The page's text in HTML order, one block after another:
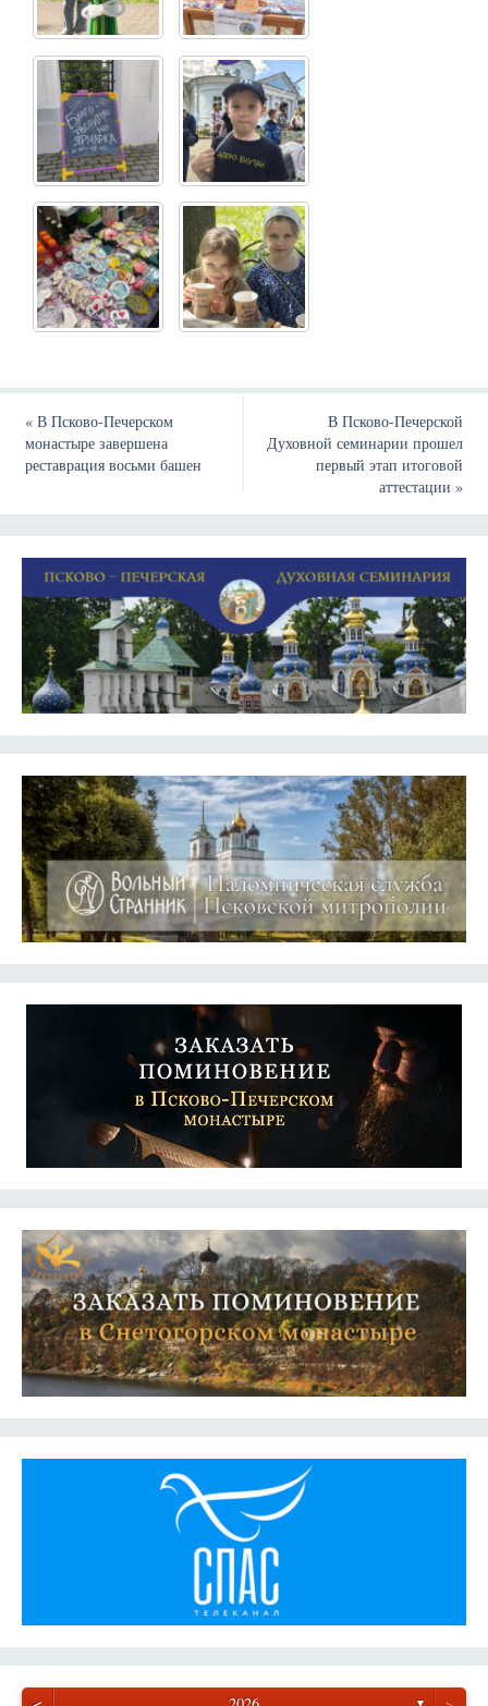
«В Псково-Печерском
монастыре завершена
реставрация восьми башен
В Псково-Печерской
Духовной семинарии прошел
первый этап итоговой
аттестации»
▼